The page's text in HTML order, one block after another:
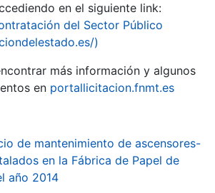
en el siguiente link:
del Sector Público
)
más información y algunos
en portallicitacion.fnmt.es
de mantenimiento de ascensores-
en la Fábrica de Papel de
año 2014